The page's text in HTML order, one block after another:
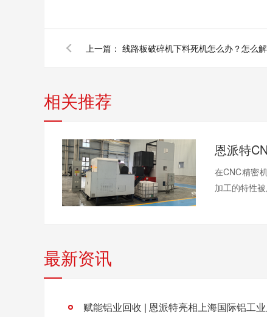
上一篇：
相关推荐
在CNC精密
加工的特性
最新资讯
赋能铝业回收 | 恩派特亮相上海国际铝工